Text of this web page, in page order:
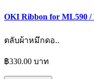
OKI Ribbon for ML590
ตลับผ้าหมึกดอ..
฿330.00 บาท